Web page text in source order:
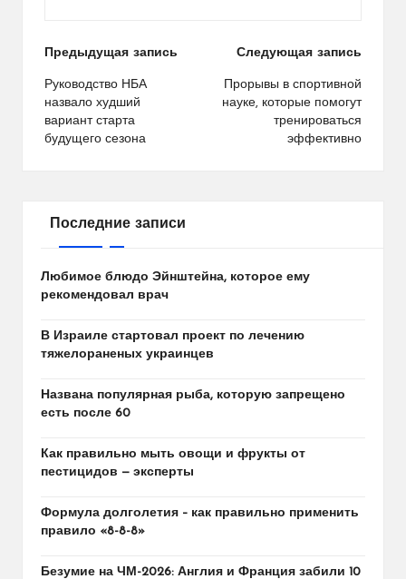
Навигация
по
записям
Предыдущая запись
Руководство НБА
назвало худший
вариант старта
будущего сезона
Следующая запись
Прорывы в спортивной
науке, которые помогут
тренироваться
эффективно
Последние записи
Любимое блюдо Эйнштейна, которое ему
рекомендовал врач
В Израиле стартовал проект по лечению
тяжелораненых украинцев
Названа популярная рыба, которую запрещено
есть после 60
Как правильно мыть овощи и фрукты от
пестицидов — эксперты
Формула долголетия – как правильно применить
правило «8-8-8»
Безумие на ЧМ-2026: Англия и Франция забили 10